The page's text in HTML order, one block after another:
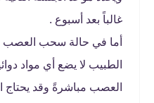
غالباً بعد أسبوع .
أما في حالة سحب
الطبيب لا يضع أي مواد
العصب مباشرةً وقد يحتاج